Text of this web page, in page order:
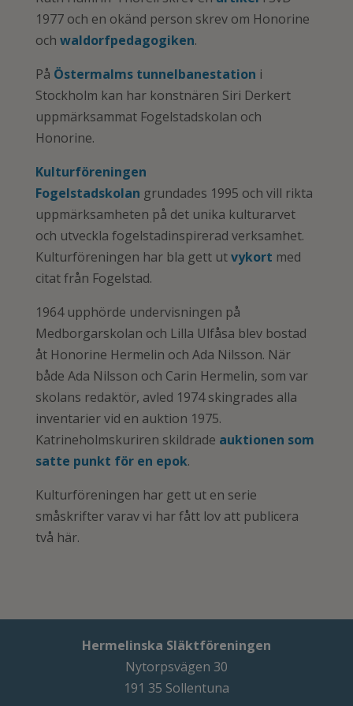
1977 och en okänd person skrev om Honorine
och waldorfpedagogiken.
På Östermalms tunnelbanestation i
Stockholm kan har konstnären Siri Derkert
uppmärksammat Fogelstadskolan och
Honorine.
Kulturföreningen
Fogelstadskolan grundades 1995 och vill rikta
uppmärksamheten på det unika kulturarvet
och utveckla fogelstadinspirerad verksamhet.
Kulturföreningen har bla gett utvykort med
citat från Fogelstad.
1964 upphörde undervisningen på
Medborgarskolan och Lilla Ulfåsa blev bostad
åt Honorine Hermelin och Ada Nilsson. När
både Ada Nilsson och Carin Hermelin, som var
skolans redaktör, avled 1974 skingrades alla
inventarier vid en auktion 1975.
Katrineholmskuriren skildrade auktionen som
satte punkt för en epok.
Kulturföreningen har gett ut en serie
småskrifter varav vi har fått lov att publicera
två här.
Hermelinska Släktföreningen
Nytorpsvägen 30
191 35 Sollentuna